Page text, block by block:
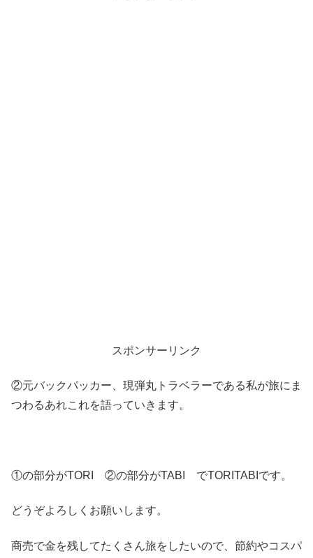
スポンサーリンク
②元バックパッカー、現弾丸トラベラーである私が旅にま
つわるあれこれを語っていきます。
①の部分がTORI ②の部分がTABI でTORITABIです。
どうぞよろしくお願いします。
商売で金を残してたくさん旅をしたいので、節約やコスパ